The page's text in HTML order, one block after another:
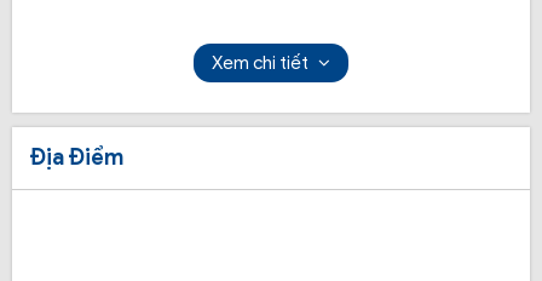
Xem chi tiết
Địa Điểm